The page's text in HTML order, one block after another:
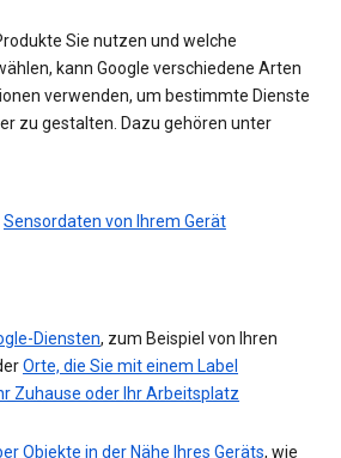
Sie nutzen und welche
kann Google verschiedene Arten
verwenden, um bestimmte Dienste
zu gestalten. Dazu gehören unter
Sensordaten von Ihrem Gerät
Diensten, zum Beispiel von Ihren
Orte, die Sie mit einem Label
Zuhause oder Ihr Arbeitsplatz
Objekte in der Nähe Ihres Geräts, wie